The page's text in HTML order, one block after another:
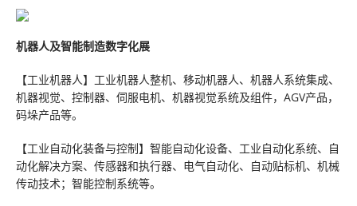
机器人及智能制造数字化展
【工业机器人】工业机器人整机、移动机器人、机器人系统集成、
机器视觉、控制器、伺服电机、机器视觉系统及组件，AGV产品，
码垛产品等。
【工业自动化装备与控制】智能自动化设备、工业自动化系统、自
动化解决方案、传感器和执行器、电气自动化、自动贴标机、机械
传动技术；智能控制系统等。